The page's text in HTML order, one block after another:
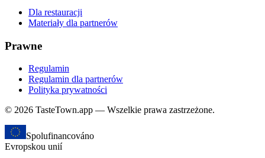
Dla restauracji
Materiały dla partnerów
Prawne
Regulamin
Regulamin dla partnerów
Polityka prywatności
© 2026 TasteTown.app — Wszelkie prawa zastrzeżone.
Spolufinancováno
Evropskou unií